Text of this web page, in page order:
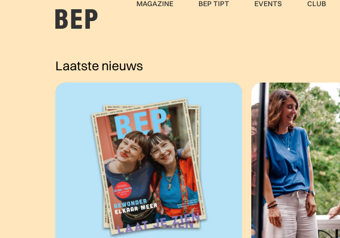
MAGAZINE BEP TIPT EVENTS CLUB
Laatste nieuws